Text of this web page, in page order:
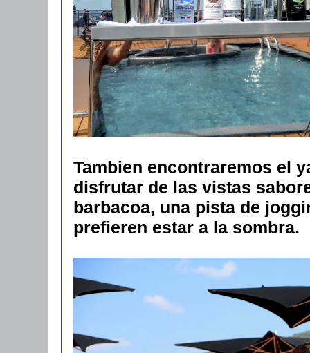
Tambien encontraremos el
disfrutar de las vistas
barbacoa, una pista de
prefieren estar a la sombra.